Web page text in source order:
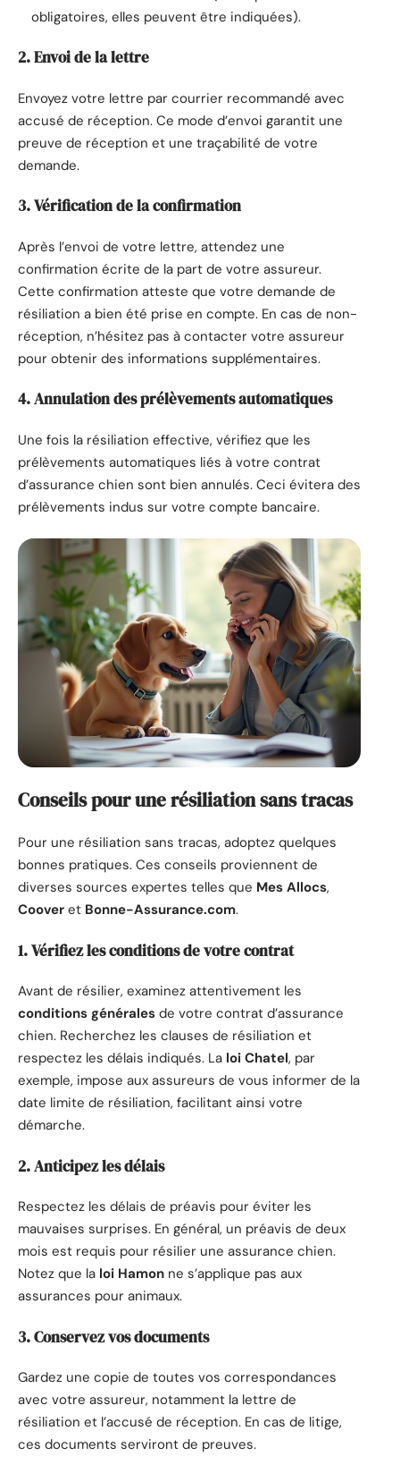
obligatoires, elles peuvent être indiquées).
2. Envoi de la lettre
Envoyez votre lettre par courrier recommandé avec
accusé de réception. Ce mode d’envoi garantit une
preuve de réception et une traçabilité de votre
demande.
3. Vérification de la confirmation
Après l’envoi de votre lettre, attendez une
confirmation écrite de la part de votre assureur.
Cette confirmation atteste que votre demande de
résiliation a bien été prise en compte. En cas de non-
réception, n’hésitez pas à contacter votre assureur
pour obtenir des informations supplémentaires.
4. Annulation des prélèvements automatiques
Une fois la résiliation effective, vérifiez que les
prélèvements automatiques liés à votre contrat
d’assurance chien sont bien annulés. Ceci évitera des
prélèvements indus sur votre compte bancaire.
Conseils pour une résiliation sans tracas
Pour une résiliation sans tracas, adoptez quelques
bonnes pratiques. Ces conseils proviennent de
diverses sources expertes telles que Mes Allocs,
Coover et Bonne-Assurance.com.
1. Vérifiez les conditions de votre contrat
Avant de résilier, examinez attentivement les
conditions générales de votre contrat d’assurance
chien. Recherchez les clauses de résiliation et
respectez les délais indiqués. La loi Chatel, par
exemple, impose aux assureurs de vous informer de la
date limite de résiliation, facilitant ainsi votre
démarche.
2. Anticipez les délais
Respectez les délais de préavis pour éviter les
mauvaises surprises. En général, un préavis de deux
mois est requis pour résilier une assurance chien.
Notez que la loi Hamon ne s’applique pas aux
assurances pour animaux.
3. Conservez vos documents
Gardez une copie de toutes vos correspondances
avec votre assureur, notamment la lettre de
résiliation et l’accusé de réception. En cas de litige,
ces documents serviront de preuves.